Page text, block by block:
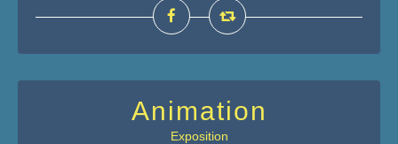
Animation
Exposition